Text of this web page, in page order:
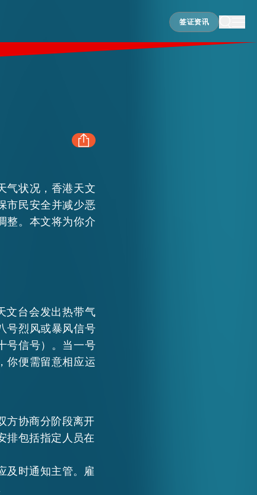
签证资讯
签证资讯
LINKEDIN
EMAIL
气状况，香港天文
市民安全并减少恶
整。本文将为你介
文台会发出热带气
号烈风或暴风信号
号信号）。当一号
你便需留意相应运
方协商分阶段离开
排包括指定人员在
及时通知主管。雇